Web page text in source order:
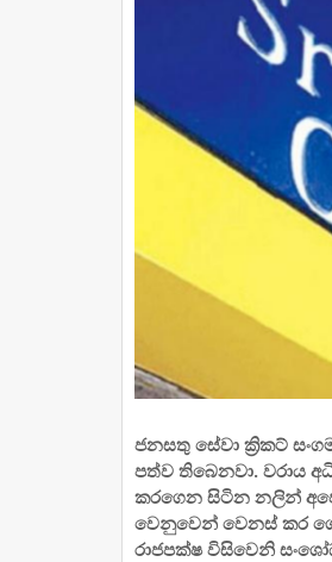
ජනසතු සේවා ක්‍රිකට්
පත්ව තිබෙනවා. වරාය
කරගෙන සිටින නලින්
වෙනුවෙන් වෙනස් කර
රාජපක්ෂ විසිවෙනි